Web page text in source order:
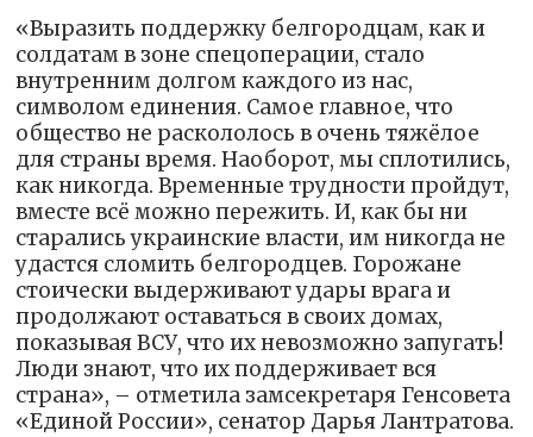
«Выразить поддержку белгородцам, как и
солдатам в зоне спецоперации, стало
внутренним долгом каждого из нас,
символом единения. Самое главное, что
общество не раскололось в очень тяжёлое
для страны время. Наоборот, мы сплотились,
как никогда. Временные трудности пройдут,
вместе всё можно пережить. И, как бы ни
старались украинские власти, им никогда не
удастся сломить белгородцев. Горожане
стоически выдерживают удары врага и
продолжают оставаться в своих домах,
показывая ВСУ, что их невозможно запугать!
Люди знают, что их поддерживает вся
страна», – отметила замсекретаря Генсовета
«Единой России», сенатор Дарья Лантратова.